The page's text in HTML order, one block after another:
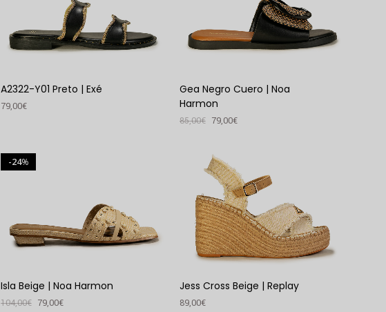
A2322-Y01 Preto | Exé
79,00€
Gea Negro Cuero | Noa
Harmon
85,00€ 79,00€
%
24
Isla Beige | Noa Harmon
104,00€ 79,00€
Jess Cross Beige | Replay
89,00€